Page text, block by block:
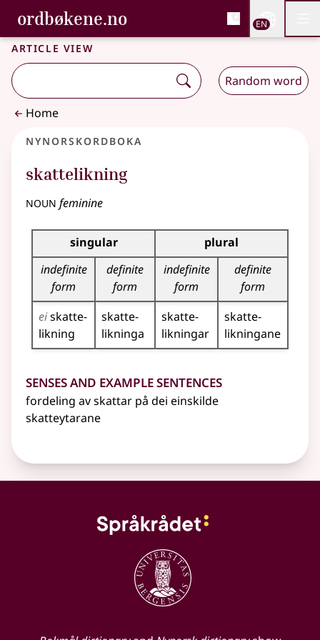
Skip to main content
Accessibility
ordbøkene.no, Bokmålsordboka and
Bokmålsordboka and Nynorskordboka
EN
Article view
Random word
Home
Nynorskordboka
skattelikning
noun feminine
Inflection table for this noun
singular
plural
indefinite
form
definite
form
indefinite
form
definite
form
eiskatte­
likning
skatte­
likninga
skatte­
likningar
skatte­
likningane
Senses and Example Sentences
fordeling av skattar på dei einskilde
skatteytarane